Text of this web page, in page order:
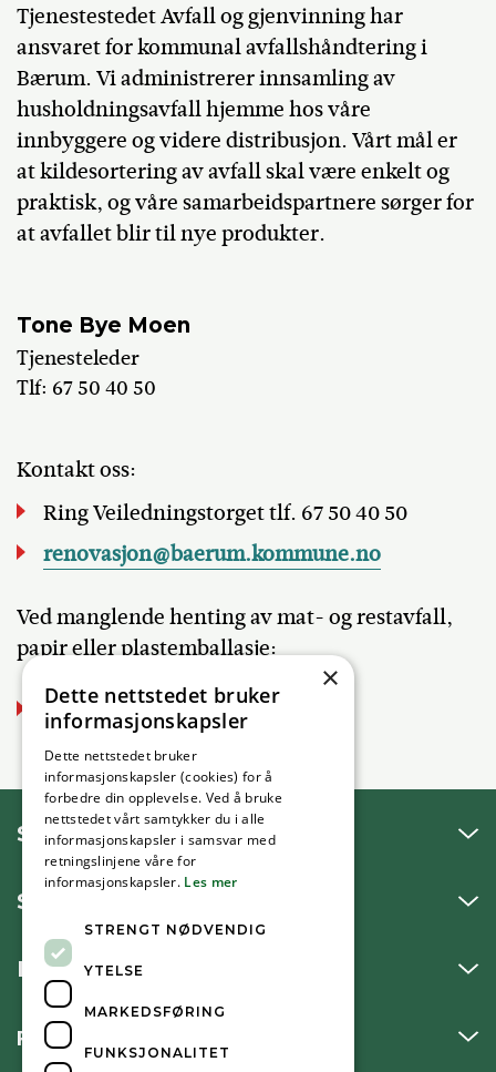
Tjenestestedet Avfall og gjenvinning har
ansvaret for kommunal avfallshåndtering i
Bærum. Vi administrerer innsamling av
husholdningsavfall hjemme hos våre
innbyggere og videre distribusjon. Vårt mål er
at kildesortering av avfall skal være enkelt og
praktisk, og våre samarbeidspartnere sørger for
at avfallet blir til nye produkter.
Tone Bye Moen
Tjenesteleder
Tlf: 67 50 40 50
Kontakt oss:
Ring Veiledningstorget tlf. 67 50 40 50
renovasjon@baerum.kommune.no
Ved manglende henting av mat- og restavfall,
papir eller plastemballasje:
Meld feil via vår hentekalender
SNAKK MED OSS
SKRIV TIL OSS
BESØK OSS
FØLG OSS
×
Dette nettstedet bruker
informasjonskapsler
Dette nettstedet bruker
informasjonskapsler (cookies) for å
forbedre din opplevelse. Ved å bruke
nettstedet vårt samtykker du i alle
informasjonskapsler i samsvar med
retningslinjene våre for
informasjonskapsler. Les mer
STRENGT NØDVENDIG
YTELSE
MARKEDSFØRING
FUNKSJONALITET